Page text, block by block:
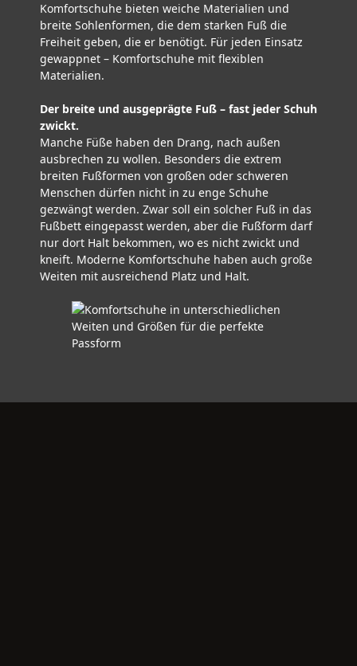
Komfortschuhe bieten weiche Materialien und
breite Sohlenformen, die dem starken Fuß die
Freiheit geben, die er benötigt. Für jeden Einsatz
gewappnet – Komfortschuhe mit flexiblen
Materialien.
Der breite und ausgeprägte Fuß – fast jeder Schuh
zwickt.
Manche Füße haben den Drang, nach außen
ausbrechen zu wollen. Besonders die extrem
breiten Fußformen von großen oder schweren
Menschen dürfen nicht in zu enge Schuhe
gezwängt werden. Zwar soll ein solcher Fuß in das
Fußbett eingepasst werden, aber die Fußform darf
nur dort Halt bekommen, wo es nicht zwickt und
kneift. Moderne Komfortschuhe haben auch große
Weiten mit ausreichend Platz und Halt.